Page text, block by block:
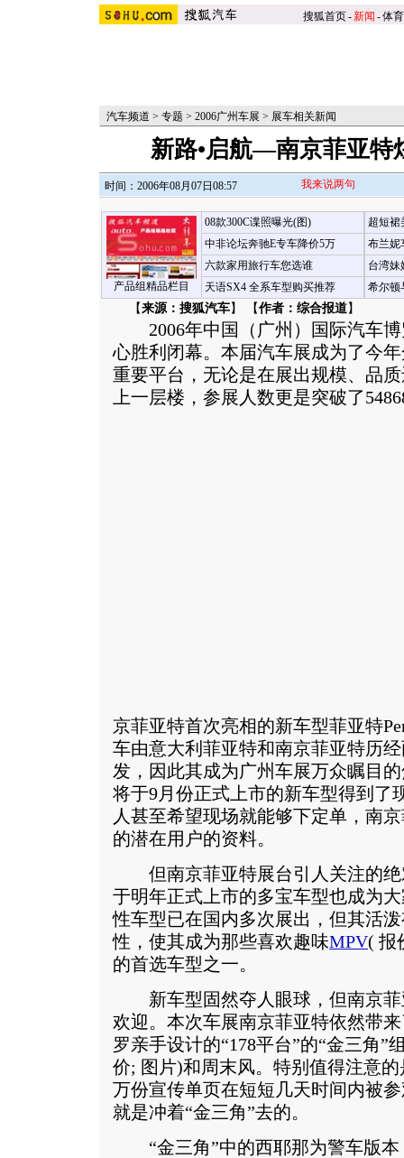
搜狐首页-新闻 -体育
汽车频道 > 专题 > 2006广州车展 > 展车相关新闻
新路•启航—南京菲亚特
时间：2006年08月07日08:57 我来说两句
产品组精品栏目
08款300C谍照曝光(图)
中非论坛奔驰E专车降价5万
六款家用旅行车您选谁
天语SX4 全系车型购买推荐
超短裙
布兰妮
台湾妹
希尔顿
【来源：搜狐汽车】 【作者：综合报道】
2006年中国（广州）国际汽车博
心胜利闭幕。本届汽车展成为了今
重要平台，无论是在展出规模、品
上一层楼，参展人数更是突破了
京菲亚特首次亮相的新车型菲亚特
车由意大利菲亚特和南京菲亚特历
发，因此其成为广州车展万众瞩目
将于9月份正式上市的新车型得到了
人甚至希望现场就能够下定单，南
的潜在用户的资料。
但南京菲亚特展台引人关注的绝
于明年正式上市的多宝车型也成为
性车型已在国内多次展出，但其活
性，使其成为那些喜欢趣味MPV( 报
的首选车型之一。
新车型固然夺人眼球，但南京菲
欢迎。本次车展南京菲亚特依然带
罗亲手设计的“178平台”的“金三角
价; 图片)和周末风。特别值得注意
万份宣传单页在短短几天时间内被
就是冲着“金三角”去的。
“金三角”中的西耶那为警车版本